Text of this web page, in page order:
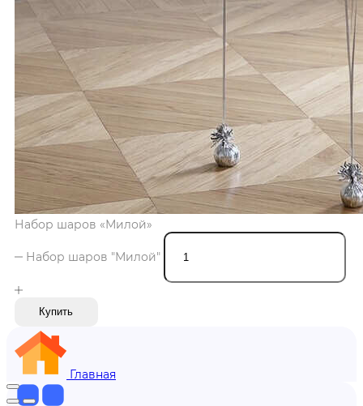
Набор шаров «Милой»
Набор шаров "Милой"
Купить
Главная